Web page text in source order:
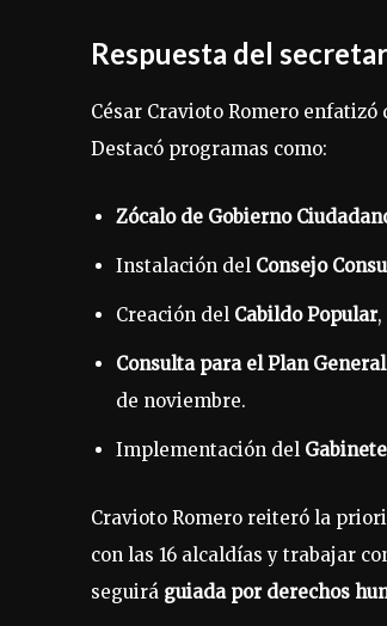
Respuesta del
César Cravioto Romero enfatizó
Destacó programas como:
Zócalo de Gobierno
Instalación del Consejo
Creación del Cabildo Popular,
Consulta para el Plan
de noviembre.
Implementación del
Cravioto Romero reiteró la
con las 16 alcaldías y trabajar
seguirá guiada por derechos